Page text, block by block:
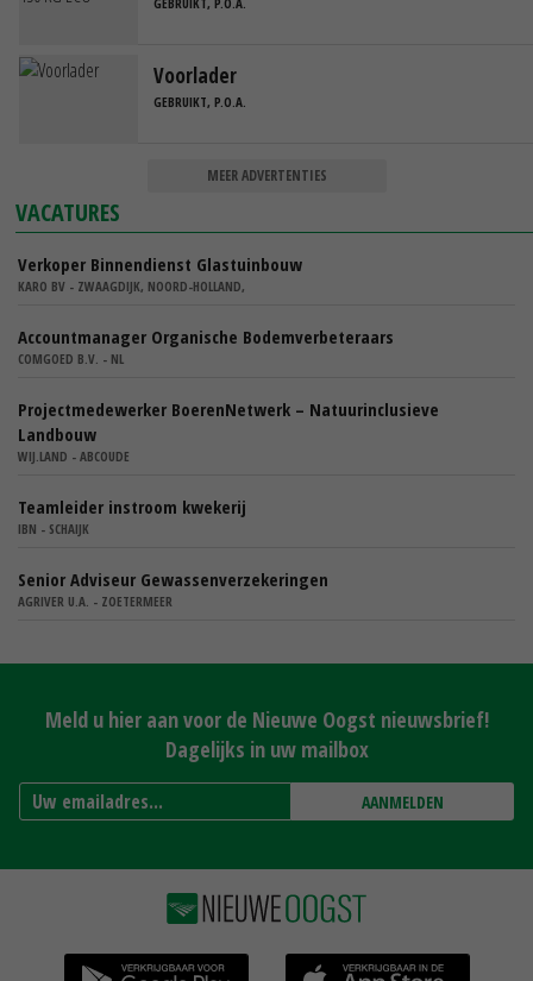
Voorlader
GEBRUIKT, P.O.A.
MEER ADVERTENTIES
VACATURES
Verkoper Binnendienst Glastuinbouw
KARO BV - ZWAAGDIJK, NOORD-HOLLAND,
Accountmanager Organische Bodemverbeteraars
COMGOED B.V. - NL
Projectmedewerker BoerenNetwerk – Natuurinclusieve
Landbouw
WIJ.LAND - ABCOUDE
Teamleider instroom kwekerij
IBN - SCHAIJK
Senior Adviseur Gewassenverzekeringen
AGRIVER U.A. - ZOETERMEER
Meld u hier aan voor de Nieuwe Oogst nieuwsbrief!
Dagelijks in uw mailbox
AANMELDEN